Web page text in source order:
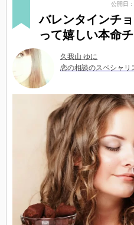
公開日
バレンタインチ
って嬉しい本命チ
久我山 ゆに
恋の相談のスペシャリ